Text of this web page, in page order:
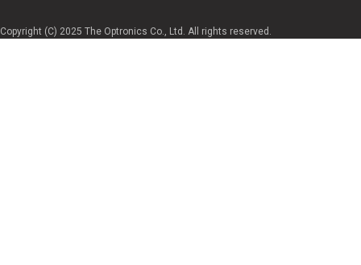
Copyright (C) 2025 The Optronics Co., Ltd. All rights reserved.